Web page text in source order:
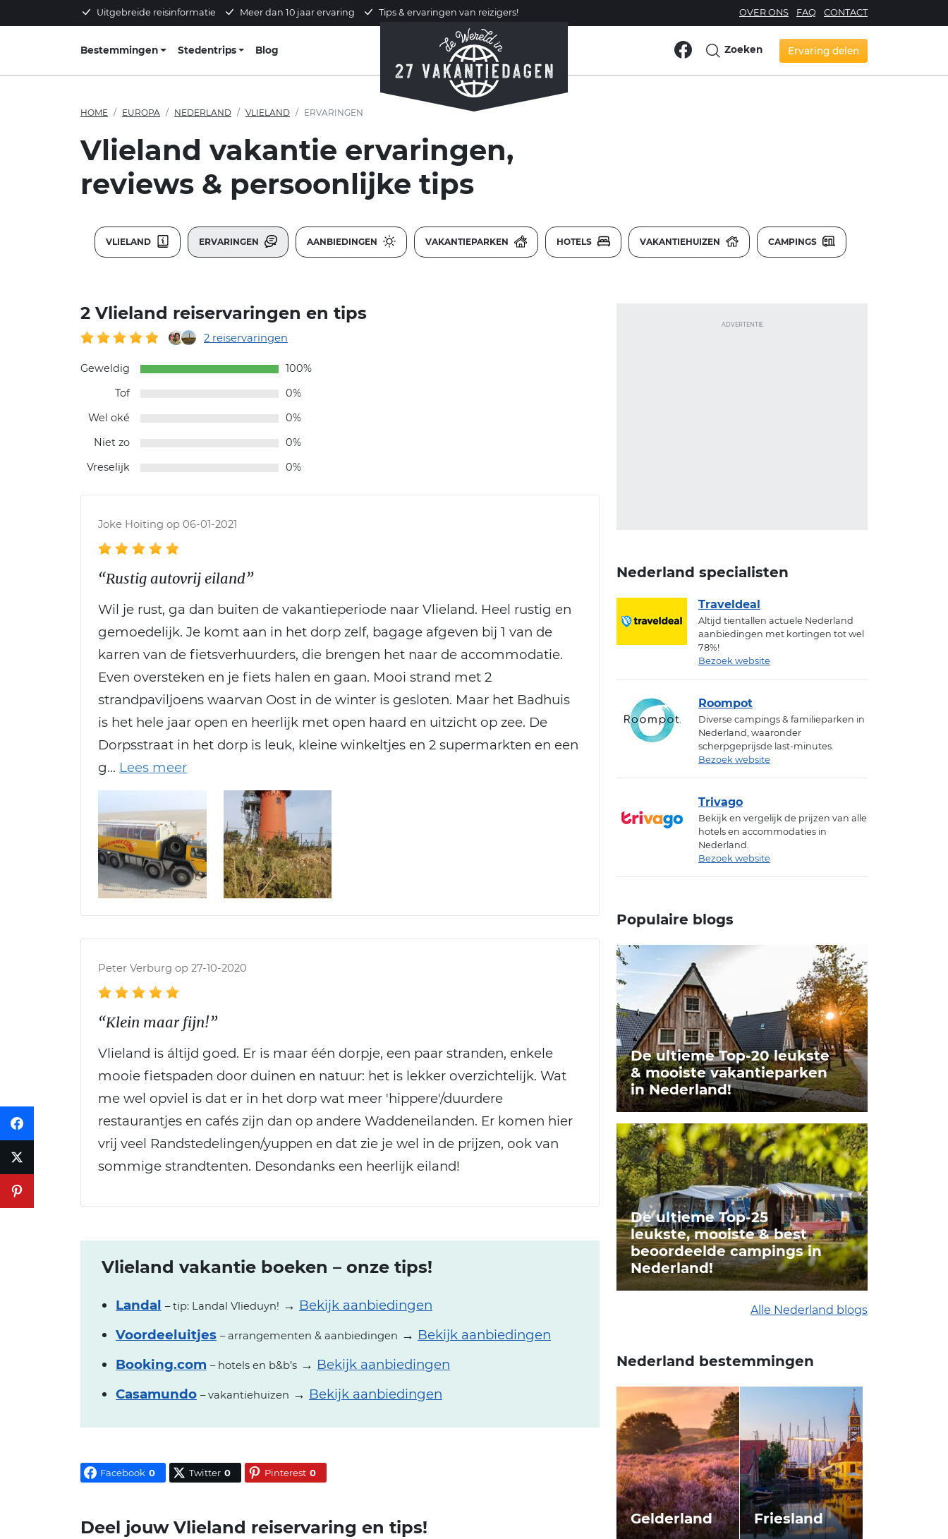
Uitgebreide reisinformatie Meer dan 10 jaar ervaring Tips & ervaringen van reizigers! OVER ONS FAQ CONTACT
Bestemmingen Stedentrips Blog Zoeken Ervaring delen
HOME EUROPA NEDERLAND VLIELAND ERVARINGEN
Vlieland vakantie ervaringen,
reviews & persoonlijke tips
VLIELAND ERVARINGEN AANBIEDINGEN VAKANTIEPARKEN HOTELS VAKANTIEHUIZEN CAMPINGS
2 Vlieland reiservaringen en tips
2 reiservaringen
Geweldig
100%
Tof
0%
Wel oké
0%
Niet zo
0%
Vreselijk
0%
Joke Hoiting op 06-01-2021
“Rustig autovrij eiland”
Wil je rust, ga dan buiten de vakantieperiode naar Vlieland. Heel rustig en
gemoedelijk. Je komt aan in het dorp zelf, bagage afgeven bij 1 van de
karren van de fietsverhuurders, die brengen het naar de accommodatie.
Even oversteken en je fiets halen en gaan. Mooi strand met 2
strandpaviljoens waarvan Oost in de winter is gesloten. Maar het Badhuis
is het hele jaar open en heerlijk met open haard en uitzicht op zee. De
Dorpsstraat in het dorp is leuk, kleine winkeltjes en 2 supermarkten en een
g
Peter Verburg op 27-10-2020
“Klein maar fijn!”
Vlieland is áltijd goed. Er is maar één dorpje, een paar stranden, enkele
mooie fietspaden door duinen en natuur: het is lekker overzichtelijk. Wat
me wel opviel is dat er in het dorp wat meer 'hippere'/duurdere
restaurantjes en cafés zijn dan op andere Waddeneilanden. Er komen hier
vrij veel Randstedelingen/yuppen en dat zie je wel in de prijzen, ook van
sommige strandtenten. Desondanks een heerlijk eiland!
Vlieland vakantie boeken – onze tips!
Landal – tip: Landal Vlieduyn! → Bekijk aanbiedingen
Voordeeluitjes – arrangementen & aanbiedingen → Bekijk aanbiedingen
Booking.com – hotels en b&b’s → Bekijk aanbiedingen
Casamundo – vakantiehuizen → Bekijk aanbiedingen
Facebook 0 Twitter 0 Pinterest 0
Deel jouw Vlieland reiservaring en tips!
ADVERTENTIE
Nederland specialisten
Traveldeal
Altijd tientallen actuele Nederland
aanbiedingen met kortingen tot wel
78%!
Bezoek website
Roompot
Diverse campings & familieparken in
Nederland, waaronder
scherpgeprijsde last-minutes.
Bezoek website
Trivago
Bekijk en vergelijk de prijzen van alle
hotels en accommodaties in
Nederland.
Bezoek website
Populaire blogs
De ultieme Top-20 leukste
& mooiste vakantieparken
in Nederland!
De ultieme Top-25
leukste, mooiste & best
beoordeelde campings in
Nederland!
Alle Nederland blogs
Nederland bestemmingen
Gelderland Friesland